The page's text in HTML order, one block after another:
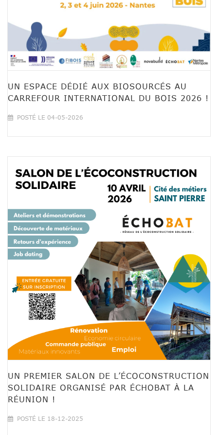
UN ESPACE DÉDIÉ AUX BIOSOURCÉS AU
CARREFOUR INTERNATIONAL DU BOIS 2026 !
POSTÉ LE 04-05-2026
UN PREMIER SALON DE L’ÉCOCONSTRUCTION
SOLIDAIRE ORGANISÉ PAR ÉCHOBAT À LA
RÉUNION !
POSTÉ LE 18-12-2025